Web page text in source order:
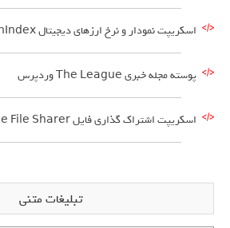
اسکریپت نمودار و نرخ ارزهای دیجیتال CoinIndex
پوسته مجله خبری The League وردپرس
اسکریپت اشتراک گذاری فایل Simple File Sharer نسخه 2.27
تبلیغات متنی